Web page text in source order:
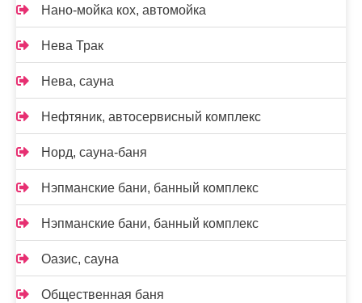
Нано-мойка кох, автомойка
Нева Трак
Нева, сауна
Нефтяник, автосервисный комплекс
Норд, сауна-баня
Нэпманские бани, банный комплекс
Нэпманские бани, банный комплекс
Оазис, сауна
Общественная баня